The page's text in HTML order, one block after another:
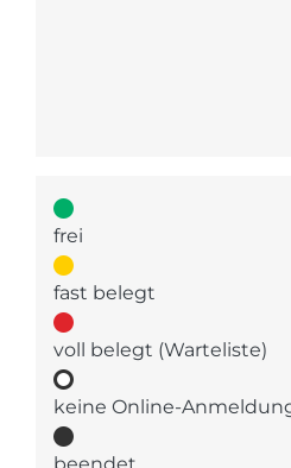
frei
fast belegt
voll belegt (Warteliste)
keine Online-